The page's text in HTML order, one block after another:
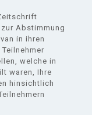
zur Abstimmung
in ihren
welche in
waren, Ihre
hinsichtlich